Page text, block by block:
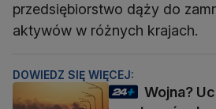
przedsiębiorstwo dąży do
aktywów w różnych krajach.
DOWIEDZ SIĘ WIĘCEJ:
Wojna?